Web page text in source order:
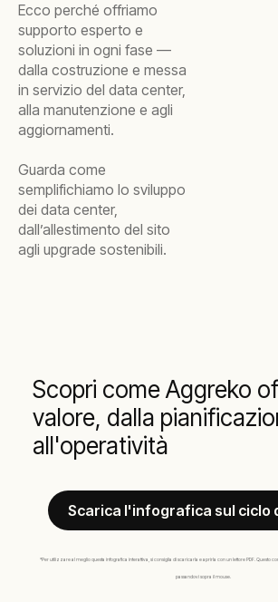
Ecco perché offriamo
supporto esperto e
soluzioni in ogni fase —
dalla costruzione e messa
in servizio del data center,
alla manutenzione e agli
aggiornamenti.
Guarda come
semplifichiamo lo sviluppo
dei data center,
dall’allestimento del sito
agli upgrade sostenibili.
Scopri come Aggreko
valore, dalla
all'operatività
Scarica l'infografica sul ciclo
*Per utilizzare al meglio questa infografica interattiva, si consiglia di scaricarla e aprirla con un lettore PDF. Questo
passandovi sopra il mouse.